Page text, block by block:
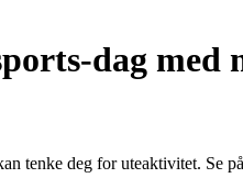
dag med
tenke deg for uteaktivitet.